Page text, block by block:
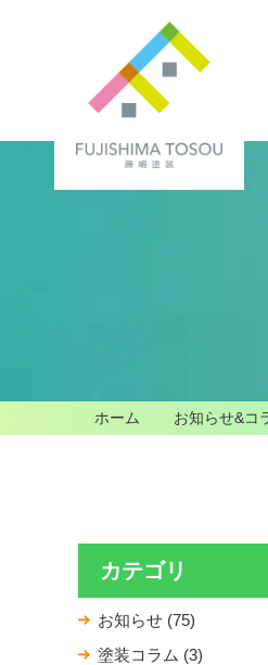
ホーム お知らせ&コ
カテゴリ
お知らせ (75)
塗装コラム (3)